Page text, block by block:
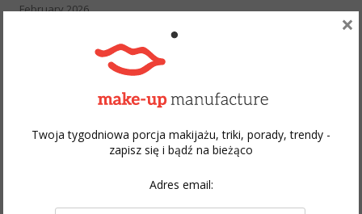
February 2026
December 2025
September 2025
February 2024
Twoja tygodniowa porcja makijażu, triki, porady, trendy -
zapisz się i bądź na bieżąco
Adres email:
×